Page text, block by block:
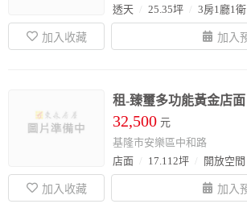
透天
25.35坪 3房1廳1衛
租-臻璽多功能黃金店面
32,500 元
基隆市安樂區中和路
店面
17.112坪 開放空間